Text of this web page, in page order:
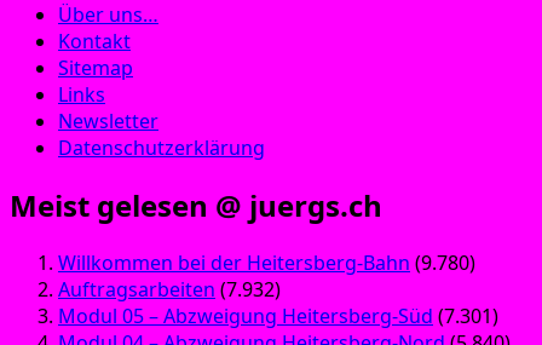
Über uns…
Kontakt
Sitemap
Links
Newsletter
Datenschutzerklärung
Meist gelesen @ juergs.ch
Willkommen bei der Heitersberg-Bahn (9.780)
Auftragsarbeiten (7.932)
Modul 05 – Abzweigung Heitersberg-Süd (7.301)